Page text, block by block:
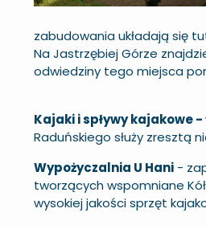
zabudowania układają się
Na Jastrzębiej Górze
odwiedziny tego miejsca
Kajaki i spływy kajakowe -
Raduńskiego służy zresztą
Wypożyczalnia U Hani -
tworzących wspomniane
wysokiej jakości sprzęt